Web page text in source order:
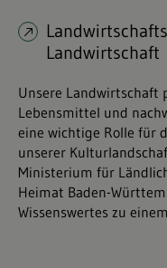
Landwirtschaft
Unsere Landwirtschaft
Lebensmittel und
eine wichtige Rolle für
unserer
Ministerium für
Heimat Baden-
Wissenswertes zu